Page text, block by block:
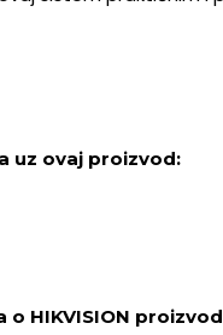
uz ovaj proizvod:
o HIKVISION